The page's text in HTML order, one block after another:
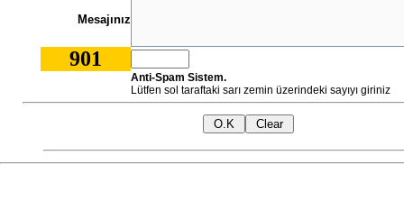
Mesajınız
901
Anti-Spam Sistem.
Lütfen sol taraftaki sarı zemin üzerindeki sayıyı giriniz